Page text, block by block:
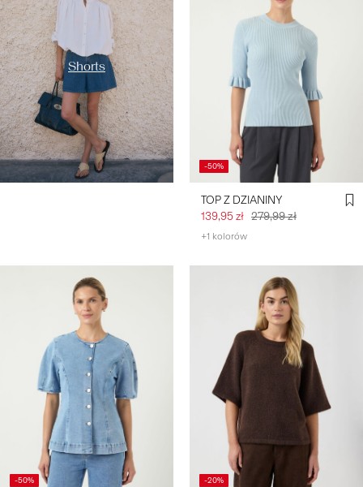
Shorts
-50%
TOP Z DZIANINY
139,95 zł 279,99 zł
+1 kolorów
-50% -20%